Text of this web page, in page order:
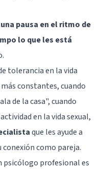
pausa en el ritmo de
lo que les está
tolerancia en la vida
constantes, cuando
de la casa", cuando
en la vida sexual,
que les ayude a
como pareja.
psicólogo profesional es